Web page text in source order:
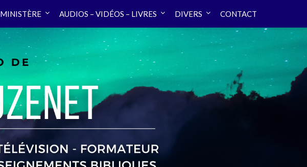
MINISTÈRE AUDIOS – VIDÉOS – LIVRES DIVERS CONTACT